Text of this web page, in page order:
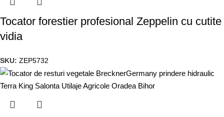
Tocator forestier profesional Zeppelin cu cutite
vidia
SKU: ZEP5732